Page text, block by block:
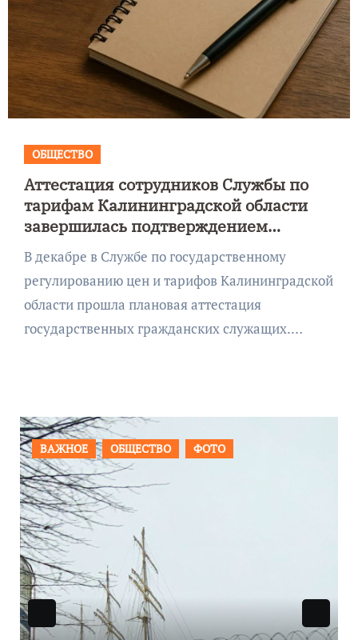
ОБЩЕСТВО
Аттестация сотрудников Службы по
тарифам Калининградской области
завершилась подтверждением
квалификации
В декабре в Службе по государственному
регулированию цен и тарифов Калининградской
области прошла плановая аттестация
государственных гражданских служащих.…
ОБЩЕСТВО ФОТО